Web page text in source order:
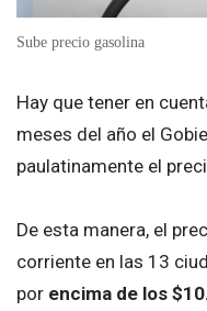
Sube precio gasolina
Hay que tener en
meses del año el
paulatinamente el
De esta manera, el
corriente en las 13
por encima de los